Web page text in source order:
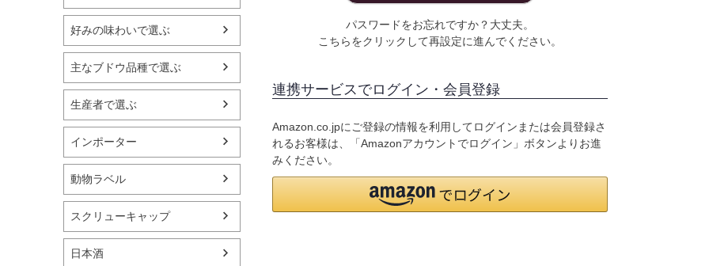
好みの味わいで選ぶ
主なブドウ品種で選ぶ
生産者で選ぶ
インポーター
動物ラベル
スクリューキャップ
日本酒
パスワードをお忘れですか？大丈夫。
こちらをクリックして再設定に進んでください。
連携サービスでログイン・会員登録
Amazon.co.jpにご登録の情報を利用してログインまたは会員登録さ
れるお客様は、「Amazonアカウントでログイン」ボタンよりお進
みください。